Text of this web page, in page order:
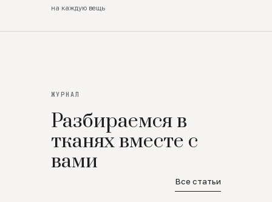
на каждую вещь
ЖУРНАЛ
Разбираемся в
тканях вместе с
вами
Все статьи